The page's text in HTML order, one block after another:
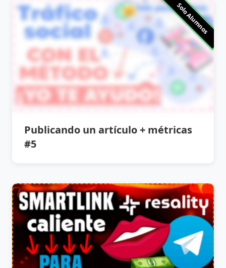
Solo Alumnos
Publicando un artículo + métricas
#5